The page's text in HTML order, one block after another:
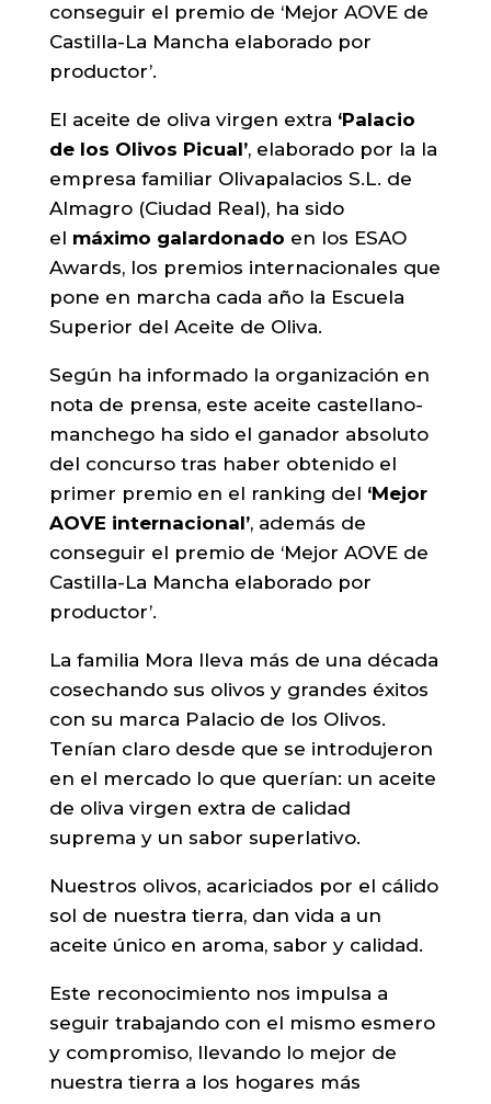
conseguir el premio de ‘Mejor AOVE de
Castilla-La Mancha elaborado por
productor’.
El aceite de oliva virgen extra ‘Palacio
de los Olivos Picual’, elaborado por la la
empresa familiar Olivapalacios S.L. de
Almagro (Ciudad Real), ha sido
el máximo galardonado en los ESAO
Awards, los premios internacionales que
pone en marcha cada año la Escuela
Superior del Aceite de Oliva.
Según ha informado la organización en
nota de prensa, este aceite castellano-
manchego ha sido el ganador absoluto
del concurso tras haber obtenido el
primer premio en el ranking del ‘Mejor
AOVE internacional’, además de
conseguir el premio de ‘Mejor AOVE de
Castilla-La Mancha elaborado por
productor’.
La familia Mora lleva más de una década
cosechando sus olivos y grandes éxitos
con su marca Palacio de los Olivos.
Tenían claro desde que se introdujeron
en el mercado lo que querían: un aceite
de oliva virgen extra de calidad
suprema y un sabor superlativo.
Nuestros olivos, acariciados por el cálido
sol de nuestra tierra, dan vida a un
aceite único en aroma, sabor y calidad.
Este reconocimiento nos impulsa a
seguir trabajando con el mismo esmero
y compromiso, llevando lo mejor de
nuestra tierra a los hogares más